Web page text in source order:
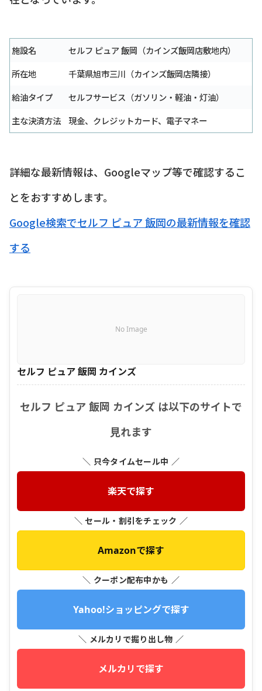
施設名
セルフ ピュア 飯岡（カインズ飯岡店敷地内）
所在地
千葉県旭市三川（カインズ飯岡店隣接）
給油タイプ
セルフサービス（ガソリン・軽油・灯油）
主な決済方法
現金、クレジットカード、電子マネー
詳細な最新情報は、Googleマップ等で確認するこ
とをおすすめします。
Google検索でセルフ ピュア 飯岡の最新情報を確認
する
No Image
セルフ ピュア 飯岡 カインズ
セルフ ピュア 飯岡 カインズ は以下のサイトで
見れます
＼ 只今タイムセール中 ／
楽天で探す
＼ セール・割引をチェック ／
Amazonで探す
＼ クーポン配布中かも ／
Yahoo!ショッピングで探す
＼ メルカリで掘り出し物 ／
メルカリで探す